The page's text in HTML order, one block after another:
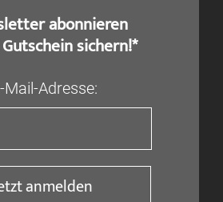
abonnieren
sichern!*
Mail-Adresse:
anmelden